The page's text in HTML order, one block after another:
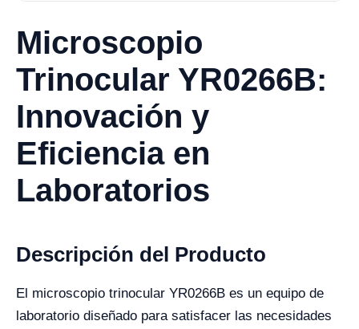
Microscopio
Trinocular YR0266B:
Innovación y
Eficiencia en
Laboratorios
Descripción del Producto
El microscopio trinocular YR0266B es un equipo de
laboratorio diseñado para satisfacer las necesidades